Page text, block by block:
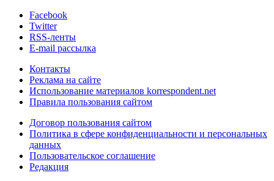
Facebook
Twitter
RSS-ленты
E-mail рассылка
Контакты
Реклама на сайте
Использование материалов korrespondent.net
Правила пользования сайтом
Договор пользования сайтом
Политика в сфере конфиденциальности и персональных
данных
Пользовательское соглашение
Редакция